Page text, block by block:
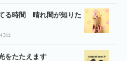
る時間 晴れ間が知りた
3日
をたたえます